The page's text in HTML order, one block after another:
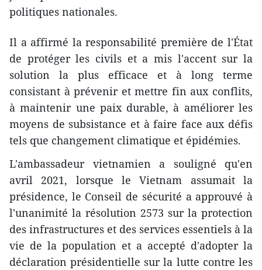
politiques nationales.
Il a affirmé la responsabilité première de l'État
de protéger les civils et a mis l'accent sur la
solution la plus efficace et à long terme
consistant à prévenir et mettre fin aux conflits,
à maintenir une paix durable, à améliorer les
moyens de subsistance et à faire face aux défis
tels que changement climatique et épidémies.
L'ambassadeur vietnamien a souligné qu'en
avril 2021, lorsque le Vietnam assumait la
présidence, le Conseil de sécurité a approuvé à
l'unanimité la résolution 2573 sur la protection
des infrastructures et des services essentiels à la
vie de la population et a accepté d'adopter la
déclaration présidentielle sur la lutte contre les